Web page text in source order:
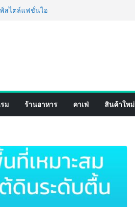
สไตล์แฟชั่นไอ
มอาบแห้งสัตว์
ยขนได้
กษตรไทย สู่
จากทั่ว
5 ผนึก 9
ปณิธาน สร้าง
ม ร้านอาหาร คาเฟ่ สินค้าใหม่